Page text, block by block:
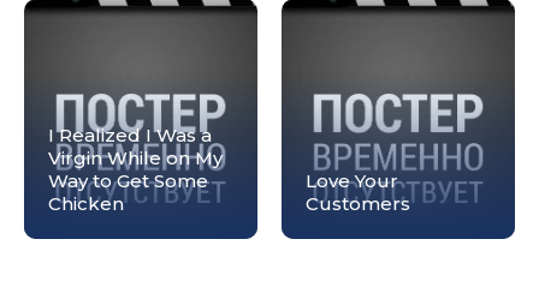
I Realized I Was a
Virgin While on My
Way to Get Some
Chicken
Love Your
Customers